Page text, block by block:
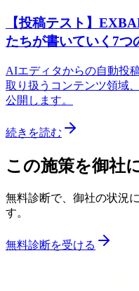
【投稿テスト】
たちが書いていく7つ
AIエディタからの自動投
取り扱うコンテンツ領域
公開します。
続きを読む
この施策を御社
無料診断で、御社の状況
す。
無料診断を受ける